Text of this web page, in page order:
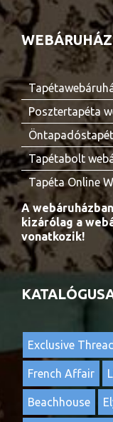
Posztertapéta
Tapétabolt
Tapéta Online
A
kizárólag a
vonatkozik!
Exclusive
French Affair
Beachhouse